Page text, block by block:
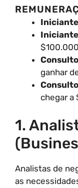
ganhar
chegar a
1.
Analistas de
as